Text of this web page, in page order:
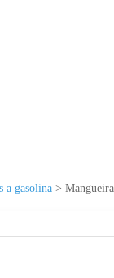
a gasolina >